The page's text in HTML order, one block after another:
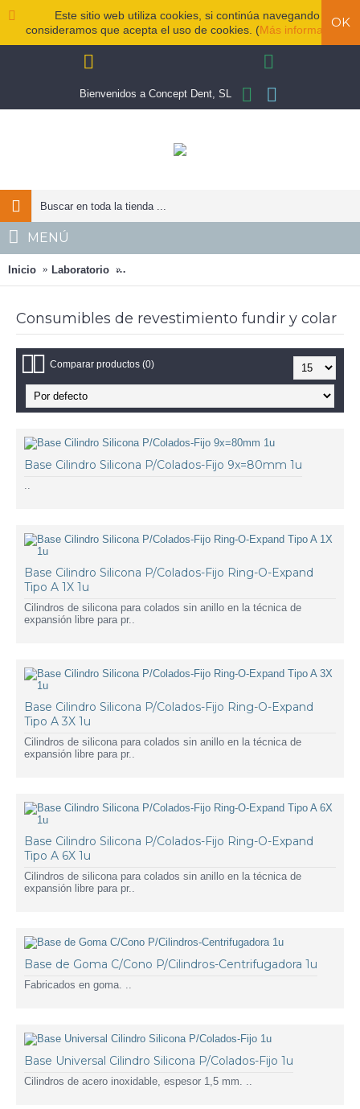
Este sitio web utiliza cookies, si continúa navegando
consideramos que acepta el uso de cookies. (Más información
OK
Bienvenidos a Concept Dent, SL
MENÚ
Inicio Laboratorio Consumibles de revestimiento fundir y colar
Consumibles de revestimiento fundir y colar
Comparar productos (0)
Base Cilindro Silicona P/Colados-Fijo 9x=80mm 1u
..
Base Cilindro Silicona P/Colados-Fijo Ring-O-Expand
Tipo A 1X 1u
Cilindros de silicona para colados sin anillo en la técnica de
expansión libre para pr..
Base Cilindro Silicona P/Colados-Fijo Ring-O-Expand
Tipo A 3X 1u
Cilindros de silicona para colados sin anillo en la técnica de
expansión libre para pr..
Base Cilindro Silicona P/Colados-Fijo Ring-O-Expand
Tipo A 6X 1u
Cilindros de silicona para colados sin anillo en la técnica de
expansión libre para pr..
Base de Goma C/Cono P/Cilindros-Centrifugadora 1u
Fabricados en goma. ..
Base Universal Cilindro Silicona P/Colados-Fijo 1u
Cilindros de acero inoxidable, espesor 1,5 mm. ..